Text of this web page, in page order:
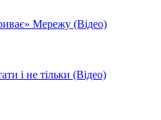
Мережу (Відео)
і не тільки (Відео)